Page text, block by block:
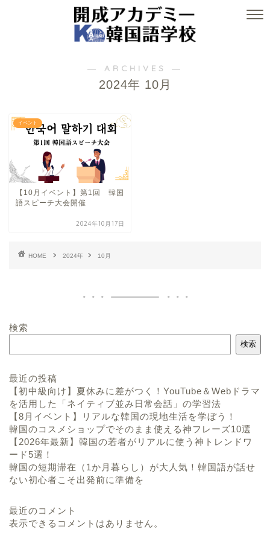
― ARCHIVES ―
2024年 10月
イベント
【10月イベント】第1回 韓国
語スピーチ大会開催
2024年10月17日
HOME 2024年 10月
検索
検索
最近の投稿
【初中級向け】夏休みに差がつく！YouTube＆Webドラマ
を活用した「ネイティブ並み日常会話」の学習法
【8月イベント】リアルな韓国の現地生活を学ぼう！
韓国のコスメショップでそのまま使える神フレーズ10選
【2026年最新】韓国の若者がリアルに使う神トレンドワ
ード5選！
韓国の短期滞在（1か月暮らし）が大人気！韓国語が話せ
ない初心者こそ出発前に準備を
最近のコメント
表示できるコメントはありません。